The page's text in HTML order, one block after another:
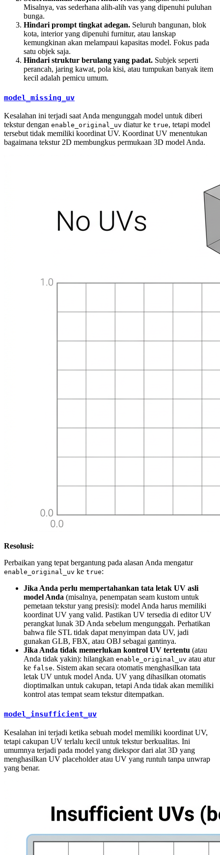
Misalnya, vas sederhana alih-alih vas yang dipenuhi puluhan
bunga.
Hindari prompt tingkat adegan. Seluruh bangunan, blok
kota, interior yang dipenuhi furnitur, atau lanskap
kemungkinan akan melampaui kapasitas model. Fokus pada
satu objek saja.
Hindari struktur berulang yang padat. Subjek seperti
perancah, jaring kawat, pola kisi, atau tumpukan banyak item
kecil adalah pemicu umum.
model_missing_uv
Kesalahan ini terjadi saat Anda mengunggah model untuk diberi
tekstur dengan enable_original_uv diatur ke true, tetapi model
tersebut tidak memiliki koordinat UV. Koordinat UV menentukan
bagaimana tekstur 2D membungkus permukaan 3D model Anda.
Resolusi:
Perbaikan yang tepat bergantung pada alasan Anda mengatur
enable_original_uv ke true:
Jika Anda perlu mempertahankan tata letak UV asli
model Anda (misalnya, penempatan seam kustom untuk
pemetaan tekstur yang presisi): model Anda harus memiliki
koordinat UV yang valid. Pastikan UV tersedia di editor UV
perangkat lunak 3D Anda sebelum mengunggah. Perhatikan
bahwa file STL tidak dapat menyimpan data UV, jadi
gunakan GLB, FBX, atau OBJ sebagai gantinya.
Jika Anda tidak memerlukan kontrol UV tertentu (atau
Anda tidak yakin): hilangkan enable_original_uv atau atur
ke false. Sistem akan secara otomatis menghasilkan tata
letak UV untuk model Anda. UV yang dihasilkan otomatis
dioptimalkan untuk cakupan, tetapi Anda tidak akan memiliki
kontrol atas tempat seam tekstur ditempatkan.
model_insufficient_uv
Kesalahan ini terjadi ketika sebuah model memiliki koordinat UV,
tetapi cakupan UV terlalu kecil untuk tekstur berkualitas. Ini
umumnya terjadi pada model yang diekspor dari alat 3D yang
menghasilkan UV placeholder atau UV yang runtuh tanpa unwrap
yang benar.